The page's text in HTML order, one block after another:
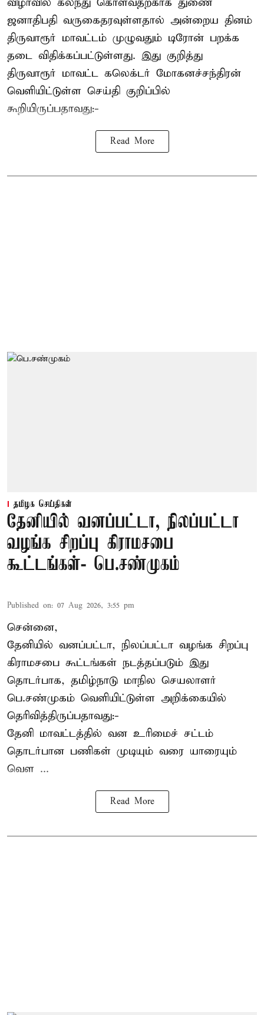
ஜனாதிபதி வருகைதரவுள்ளதால் அன்றைய தினம்
திருவாரூர் மாவட்டம் முழுவதும் டிரோன் பறக்க
தடை விதிக்கப்பட்டுள்ளது. இது குறித்து
திருவாரூர் மாவட்ட கலெக்டர் மோகனச்சந்திரன்
வெளியிட்டுள்ள செய்தி குறிப்பில்
கூறியிருப்பதாவது:-
Read More
தமிழக செய்திகள்
தேனியில் வனப்பட்டா, நிலப்பட்டா
வழங்க சிறப்பு கிராமசபை
கூட்டங்கள்- பெ.சண்முகம்
Published on: 07 Aug 2026, 3:55 pm
சென்னை,
தேனியில் வனப்பட்டா, நிலப்பட்டா வழங்க சிறப்பு
கிராமசபை கூட்டங்கள் நடத்தப்படும் இது
தொடர்பாக, தமிழ்நாடு மாநில செயலாளர்
பெ.சண்முகம் வெளியிட்டுள்ள அறிக்கையில்
தெரிவித்திருப்பதாவது:-
தேனி மாவட்டத்தில் வன உரிமைச் சட்டம்
தொடர்பான பணிகள் முடியும் வரை யாரையும்
வெள ...
Read More